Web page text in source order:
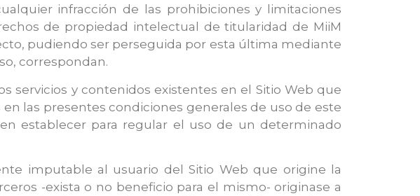
infracción de las prohibiciones y limitaciones
de propiedad intelectual de titularidad de MiiM
pudiendo ser perseguida por esta última mediante
correspondan.
servicios y contenidos existentes en el Sitio Web que
las presentes condiciones generales de uso de este
establecer para regular el uso de un determinado
imputable al usuario del Sitio Web que origine la
-exista o no beneficio para el mismo- originase a